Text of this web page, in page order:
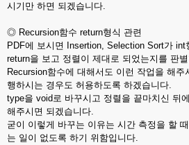
시기만 하면 되겠습니다.
◎ Recursion함수 return형식 관련
PDF에 보시면 Insertion, Selection Sort가 int
return을 보고 정렬이 제대로 되었는지를 판
Recursion함수에 대해서도 이런 작업을 해
행하시는 경우도 허용하도록 하겠습니다.
type을 void로 바꾸시고 정렬을 끝마치신 뒤
해주시면 되겠습니다.
굳이 이렇게 바꾸는 이유는 시간 측정을 할
는 일이 없도록 하기 위함입니다.